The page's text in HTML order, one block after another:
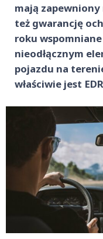
mają
też gwarancję
roku
nieodłącznym
pojazdu na
właściwie jest